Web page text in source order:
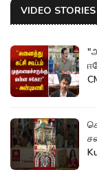
VIDEO STORIES